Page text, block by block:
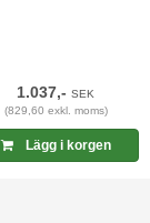
1.037,-SEK
(829,60 exkl. moms)
Lägg i korgen